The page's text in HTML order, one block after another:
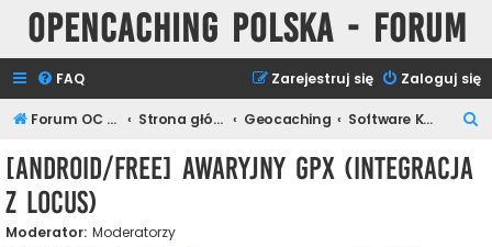
Opencaching Polska - Forum
FAQ Zaloguj się
Zarejestruj się
Forum OC PL Strona główna Geocaching Software Keszera
[Android/Free] Awaryjny GPX (integracja
z Locus)
Moderator: Moderatorzy